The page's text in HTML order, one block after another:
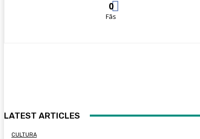
0
Fãs
LATEST ARTICLES
CULTURA